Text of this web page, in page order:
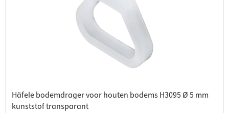
Häfele bodemdrager voor houten bodems H3095 Ø 5 mm
kunststof transparant